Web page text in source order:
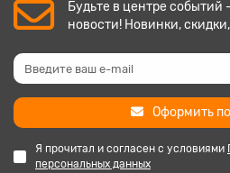
Будьте в центре
новости! Новинки,
Оформить
Я прочитал и согласен с условиями
персональных данных